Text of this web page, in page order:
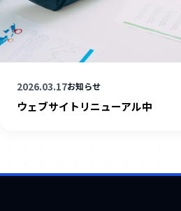
2026.03.17お知らせ
ウェブサイトリニューアル中